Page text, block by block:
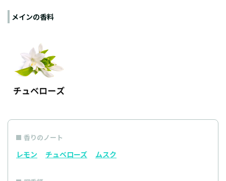
メインの香料
香りのノート
レモン チュベローズ ムスク